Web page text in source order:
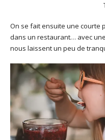
On se fait ensuite une courte
dans un restaurant… avec
nous laissent un peu de